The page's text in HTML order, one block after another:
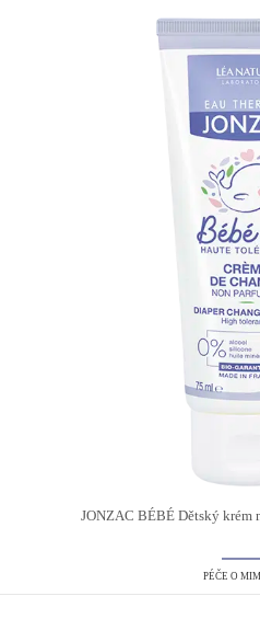
JONZAC BÉBÉ Dětský krém
PÉČE O